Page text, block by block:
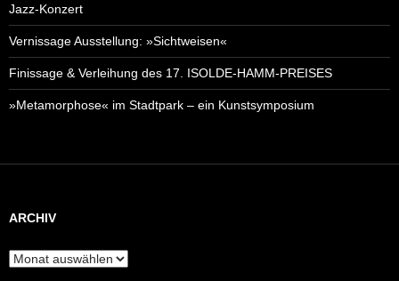
Jazz-Konzert
Vernissage Ausstellung: »Sichtweisen«
Finissage & Verleihung des 17. ISOLDE-HAMM-PREISES
»Metamorphose« im Stadtpark – ein Kunstsymposium
ARCHIV
Archiv